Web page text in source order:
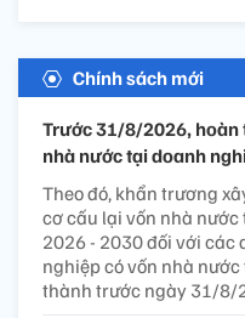
Chính sách mới
Trước 31/8/2026, hoàn
nhà nước tại doanh
Theo đó, khẩn trương
cơ cấu lại vốn nhà
2026 - 2030 đối với các
nghiệp có vốn nhà
thành trước ngày 31/8/